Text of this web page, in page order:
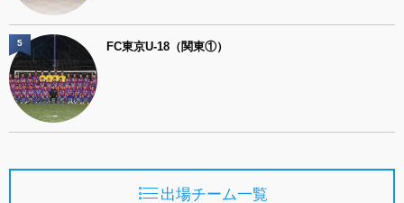
FC東京U-18（関東①）
5
出場チーム一覧